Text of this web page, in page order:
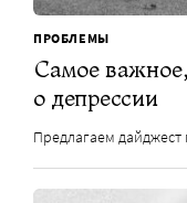
ПРОБЛЕМЫ
Самое
о депрессии
Предлагаем дайджест